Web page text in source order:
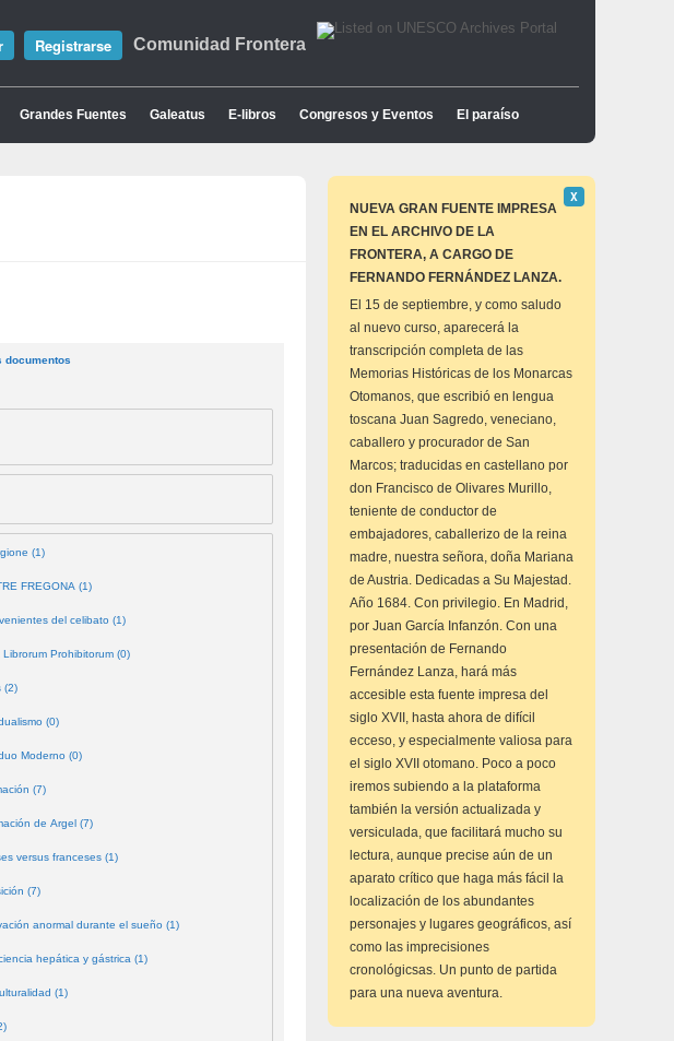
Comunidad Frontera
Registrarse
Grandes Fuentes Galeatus E-libros Congresos y Eventos El paraíso
documentos
(1)
FREGONA (1)
del celibato (1)
Librorum Prohibitorum (0)
(2)
(0)
Moderno (0)
(7)
de Argel (7)
versus franceses (1)
(7)
anormal durante el sueño (1)
hepática y gástrica (1)
(1)
NUEVA GRAN FUENTE IMPRESA
EN EL ARCHIVO DE LA
FRONTERA, A CARGO DE
FERNANDO FERNÁNDEZ LANZA.
Descartar
este
Χ
El 15 de septiembre, y como saludo
al nuevo curso, aparecerá la
transcripción completa de las
Memorias Históricas de los Monarcas
Otomanos, que escribió en lengua
toscana Juan Sagredo, veneciano,
caballero y procurador de San
Marcos; traducidas en castellano por
don Francisco de Olivares Murillo,
teniente de conductor de
embajadores, caballerizo de la reina
madre, nuestra señora, doña Mariana
de Austria. Dedicadas a Su Majestad.
Año 1684. Con privilegio. En Madrid,
por Juan García Infanzón. Con una
presentación de Fernando
Fernández Lanza, hará más
accesible esta fuente impresa del
siglo XVII, hasta ahora de difícil
ecceso, y especialmente valiosa para
el siglo XVII otomano. Poco a poco
iremos subiendo a la plataforma
también la versión actualizada y
versiculada, que facilitará mucho su
lectura, aunque precise aún de un
aparato crítico que haga más fácil la
localización de los abundantes
personajes y lugares geográficos, así
como las imprecisiones
cronológicsas. Un punto de partida
para una nueva aventura.